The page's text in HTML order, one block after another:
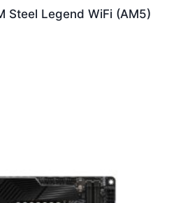
Steel Legend WiFi (AM5)